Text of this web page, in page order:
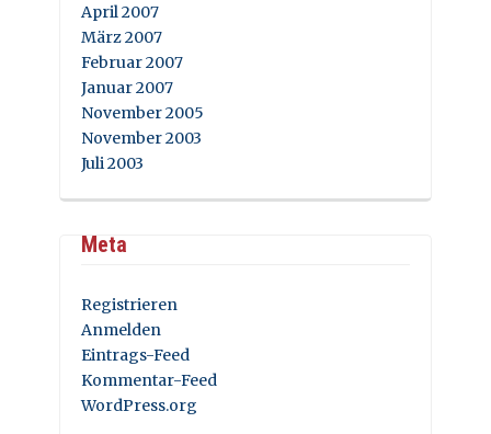
April 2007
März 2007
Februar 2007
Januar 2007
November 2005
November 2003
Juli 2003
Meta
Registrieren
Anmelden
Eintrags-Feed
Kommentar-Feed
WordPress.org